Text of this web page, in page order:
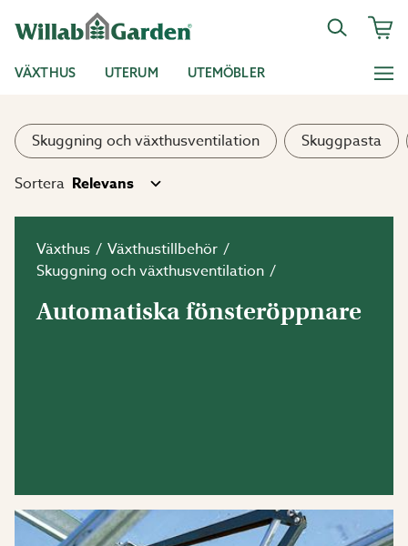
VÄXTHUS UTERUM UTEMÖBLER
Skuggning och växthusventilation
Skuggpasta
Sortera
Växthus
Växthustillbehör
Skuggning och växthusventilation
Automatiska fönsteröppnare